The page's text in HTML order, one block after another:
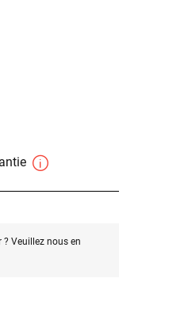
? Veuillez nous en